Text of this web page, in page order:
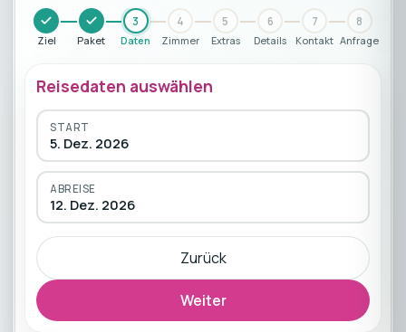
Ziel Paket
3
Daten
4
Zimmer
5
Extras
6
Details
7
Kontakt
8
Anfrage
Reisedaten auswählen
START
5. Dez. 2026
ABREISE
12. Dez. 2026
Zurück
Weiter